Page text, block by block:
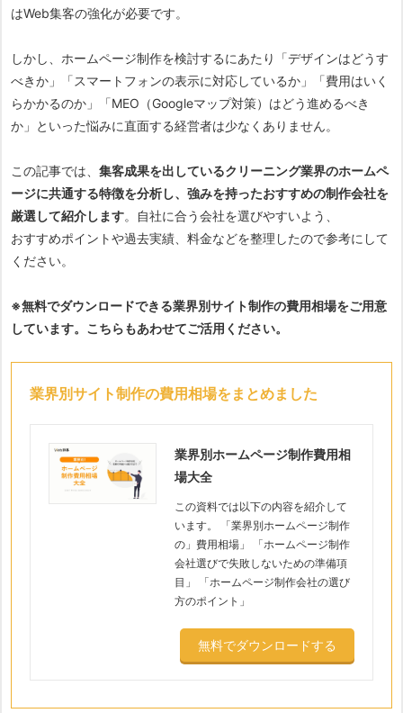
はWeb集客の強化が必要です。
しかし、ホームページ制作を検討するにあたり「デザインはどうす
べきか」「スマートフォンの表示に対応しているか」「費用はいく
らかかるのか」「MEO（Googleマップ対策）はどう進めるべき
か」といった悩みに直面する経営者は少なくありません。
この記事では、 集客成果を出しているクリーニング業界のホームペ
ージに共通する特徴を分析し、強みを持ったおすすめの制作会社を
厳選して紹介します。自社に合う会社を選びやすいよう、
おすすめポイントや過去実績、料金などを整理したので参考にして
ください。
※無料でダウンロードできる業界別サイト制作の費用相場をご用意
しています。こちらもあわせてご活用ください。
業界別サイト制作の費用相場をまとめました
業界別ホームページ制作費用相
場大全
この資料では以下の内容を紹介して
います。 「業界別ホームページ制作
の」費用相場」 「ホームページ制作
会社選びで失敗しないための準備項
目」 「ホームページ制作会社の選び
方のポイント」
無料でダウンロードする